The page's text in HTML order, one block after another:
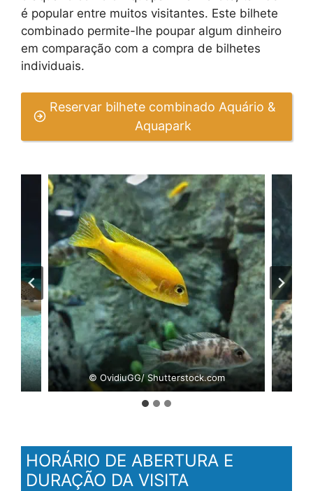
é popular entre muitos visitantes. Este bilhete
combinado permite-lhe poupar algum dinheiro
em comparação com a compra de bilhetes
individuais.
Reservar bilhete combinado Aquário &
Aquapark
© OvidiuGG/ Shutterstock.com
HORÁRIO DE ABERTURA E
DURAÇÃO DA VISITA